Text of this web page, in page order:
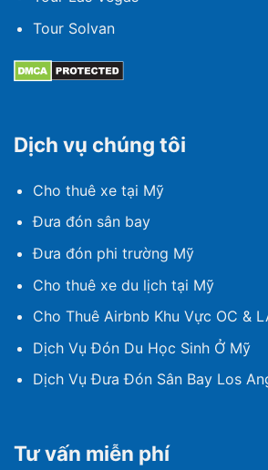
Tour Solvan
Dịch vụ chúng tôi
Cho thuê xe tại Mỹ
Đưa đón sân bay
Đưa đón phi trường Mỹ
Cho thuê xe du lịch tại Mỹ
Cho Thuê Airbnb Khu Vực OC &
Dịch Vụ Đón Du Học Sinh Ở Mỹ
Dịch Vụ Đưa Đón Sân Bay Los
Tư vấn miễn phí